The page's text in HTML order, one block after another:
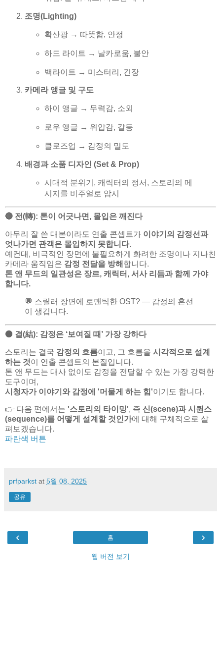
조명(Lighting)
확산광 → 따뜻함, 안정
하드 라이트 → 날카로움, 불안
백라이트 → 미스터리, 긴장
카메라 앵글 및 구도
하이 앵글 → 무력감, 소외
로우 앵글 → 위압감, 갈등
클로즈업 → 감정의 밀도
배경과 소품 디자인 (Set & Prop)
시대적 분위기, 캐릭터의 정서, 스토리의 메
시지를 비주얼로 암시
🔴 전(轉): 톤이 어긋나면, 몰입은 깨진다
아무리 잘 쓴 대본이라도 연출 콘셉트가 이야기의 감정선과
엇나가면 관객은 몰입하지 못합니다.
예컨대, 비극적인 장면에 불필요하게 화려한 조명이나 지나친
카메라 움직임은 감정 전달을 방해 합니다.
톤 앤 무드의 일관성은 장르, 캐릭터, 서사 리듬과 함께 가야
합니다.
💬 스릴러 장면에 로맨틱한 OST? — 감정의 혼선
이 생깁니다.
⚫ 결(結): 감정은 ‘보여질 때’ 가장 강하다
스토리는 결국 감정의 흐름이고, 그 흐름을 시각적으로 설계
하는 것이 연출 콘셉트의 본질입니다.
톤 앤 무드는 대사 없이도 감정을 전달할 수 있는 가장 강력한
도구이며,
시청자가 이야기와 감정에 '머물게 하는 힘'이기도 합니다.
👉 다음 편에서는 '스토리의 타이밍', 즉 신(scene)과 시퀀스
(sequence)를 어떻게 설계할 것인가에 대해 구체적으로 살
펴보겠습니다.
파란색 버튼
prfparkst at 5월 08, 2025
공유
‹ ›
홈
웹 버전 보기